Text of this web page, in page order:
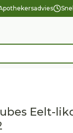
Eelt-